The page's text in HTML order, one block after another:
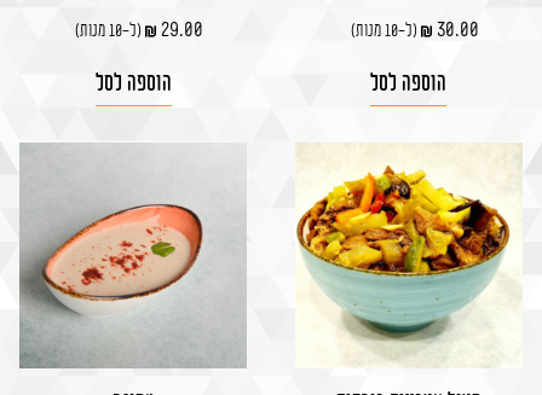
30.00 (ל-10 מנות)
הוספה לסל
29.00 (ל-10 מנות)
הוספה לסל